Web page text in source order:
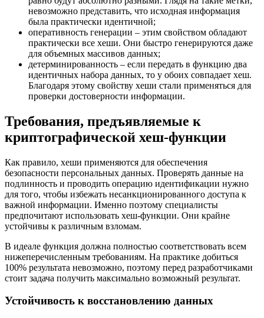
невозможно представить, что исходная информация
была практически идентичной;
оперативность генерации – этим свойством обладают
практически все хеши. Они быстро генерируются даже
для объемных массивов данных;
детерминированность – если передать в функцию два
идентичных набора данных, то у обоих совпадает хеш.
Благодаря этому свойству хеши стали применяться для
проверки достоверности информации.
Требования, предъявляемые к
криптографической хеш-функции
Как правило, хеши применяются для обеспечения
безопасности персональных данных. Проверять данные на
подлинность и проводить операцию идентификации нужно
для того, чтобы избежать несанкционированного доступа к
важной информации. Именно поэтому специалисты
предпочитают использовать хеш-функции. Они крайне
устойчивы к различным взломам.
В идеале функция должна полностью соответствовать всем
нижеперечисленным требованиям. На практике добиться
100% результата невозможно, поэтому перед разработчиками
стоит задача получить максимально возможный результат.
Устойчивость к восстановлению данных